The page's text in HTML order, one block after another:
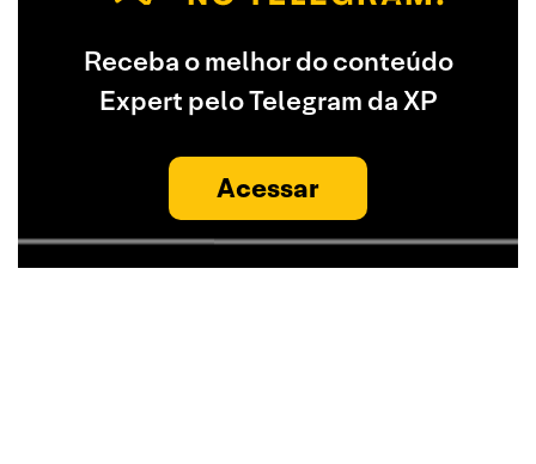
Receba o melhor do conteúdo
Expert pelo Telegram da XP
Acessar